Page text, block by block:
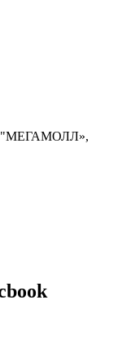
"МЕГАМОЛЛ»,